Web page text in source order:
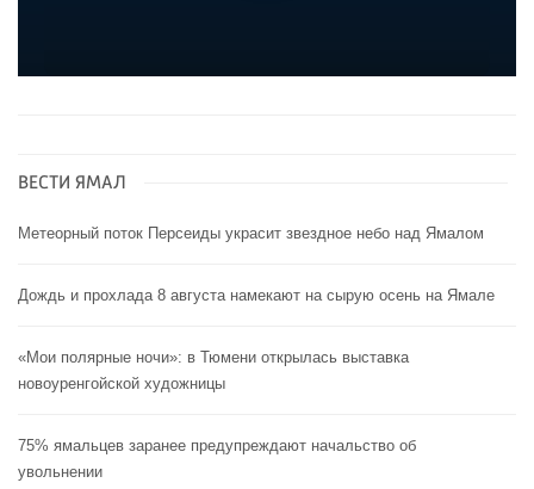
ВЕСТИ ЯМАЛ
Метеорный поток Персеиды украсит звездное небо над Ямалом
Дождь и прохлада 8 августа намекают на сырую осень на Ямале
«Мои полярные ночи»: в Тюмени открылась выставка
новоуренгойской художницы
75% ямальцев заранее предупреждают начальство об
увольнении